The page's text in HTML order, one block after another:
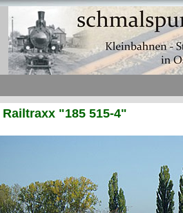
"185 515-4"